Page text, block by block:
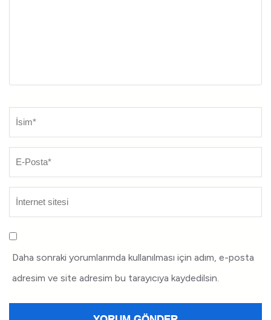
Daha sonraki yorumlarımda kullanılması için adım, e-posta
adresim ve site adresim bu tarayıcıya kaydedilsin.